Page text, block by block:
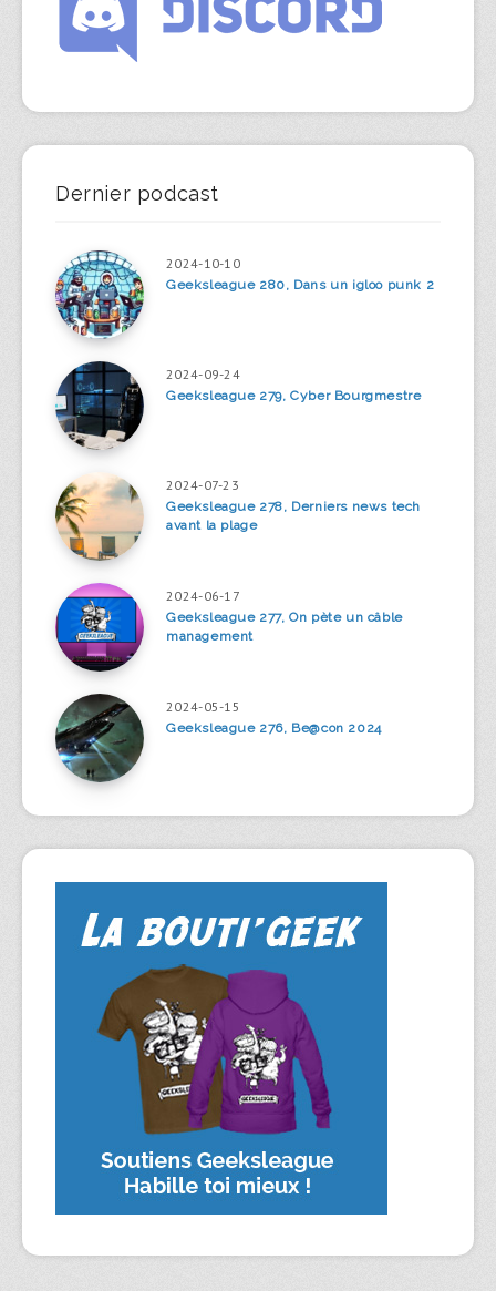
Dernier podcast
2024-10-10
Geeksleague 280, Dans un igloo punk 2
2024-09-24
Geeksleague 279, Cyber Bourgmestre
2024-07-23
Geeksleague 278, Derniers news tech
avant la plage
2024-06-17
Geeksleague 277, On pète un câble
management
2024-05-15
Geeksleague 276, Be@con 2024